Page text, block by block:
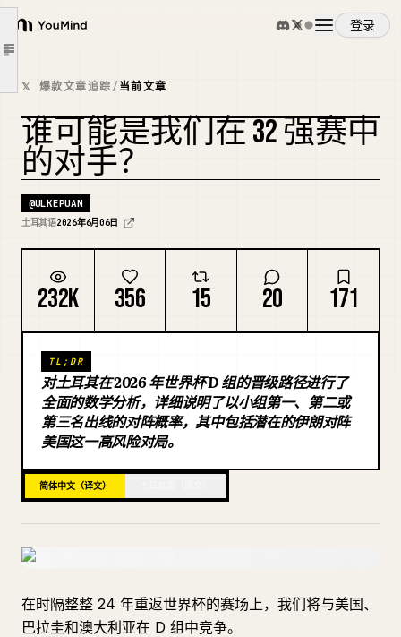
YouMind
登录
概览
使用案例
技能
提示词
定价
下载
博客
更新
文章大纲
—— 如果我们以小组第二出线
—— 如果我们以成绩最好的小组第三出线
—— 通往第三名道路上的潜在对手
—— 如果我们以第三名出线，可能遇到谁？
—— 如果我们以第三名出线，最可能遇到的强队：
—— 我们的赛事路径和所有可能性
—— 最后：赛事树和我们的路线图！
𝕏 爆款文章追踪/当前文章
复刻封面
谁可能是我们在 32 强赛中
的对手？
@ULKEPUAN
土耳其语2026年6月06日
232K 356 15 20 171
TL;DR
对土耳其在 2026 年世界杯 D 组的晋级路径进行了
全面的数学分析，详细说明了以小组第一、第二或
第三名出线的对阵概率，其中包括潜在的伊朗对阵
美国这一高风险对局。
简体中文（译文）
在时隔整整 24 年重返世界杯的赛场上，我们将与美国、
巴拉圭和澳大利亚在 D 组中竞争。